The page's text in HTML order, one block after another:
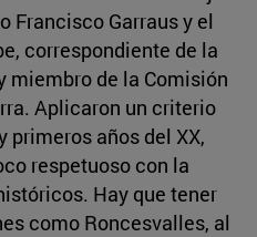
Francisco Garraus y el
correspondiente de la
miembro de la Comisión
Aplicaron un criterio
primeros años del XX,
respetuoso con la
Hay que tener
como Roncesvalles, al